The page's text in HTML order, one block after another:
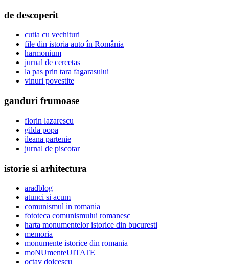
de descoperit
cutia cu vechituri
file din istoria auto în România
harmonium
jurnal de cercetas
la pas prin tara fagarasului
vinuri povestite
ganduri frumoase
florin lazarescu
gilda popa
ileana partenie
jurnal de piscotar
istorie si arhitectura
aradblog
atunci si acum
comunismul in romania
fototeca comunismului romanesc
harta monumentelor istorice din bucuresti
memoria
monumente istorice din romania
moNUmenteUITATE
octav doicescu